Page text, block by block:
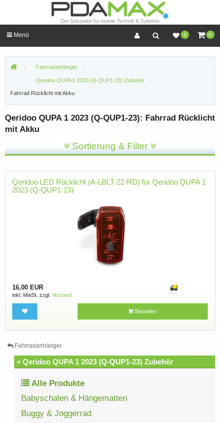
Der Spezialist für mobile Technik & Zubehör
0 0
Menü
Fahrradanhänger
Qeridoo QUPA 1 2023 (Q-QUP1-23) Zubehör
Fahrrad Rücklicht mit Akku
Qeridoo QUPA 1 2023 (Q-QUP1-23): Fahrrad Rücklicht
mit Akku
Sortierung & Filter
Qeridoo LED Rücklicht (A-LBLT-22-RD) für Qeridoo QUPA 1
2023 (Q-QUP1-23)
16,00 EUR
inkl. MwSt. zzgl. Versand
Bestellen
Fahrradanhänger
» Qeridoo QUPA 1 2023 (Q-QUP1-23) Zubehör
Alle Produkte
Babyschalen & Hängematten
Buggy & Joggerrad